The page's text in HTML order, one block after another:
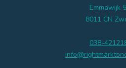
Emmawijk
8011 CN
038-